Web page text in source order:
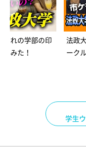
ぞれの学部の印
みた！
法政
ーク
学生